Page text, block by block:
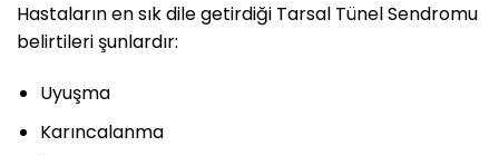
Hastaların en sık dile getirdiği Tarsal Tünel Sendromu
belirtileri şunlardır:
Uyuşma
Karıncalanma